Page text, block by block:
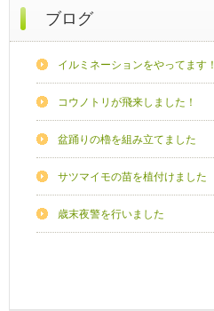
ブログ
イルミネーションをやってます！
コウノトリが飛来しました！
盆踊りの櫓を組み立てました
サツマイモの苗を植付けました
歳末夜警を行いました